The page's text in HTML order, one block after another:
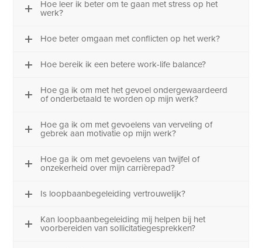
Hoe leer ik beter om te gaan met stress op het
werk?
Hoe beter omgaan met conflicten op het werk?
Hoe bereik ik een betere work-life balance?
Hoe ga ik om met het gevoel ondergewaardeerd
of onderbetaald te worden op mijn werk?
Hoe ga ik om met gevoelens van verveling of
gebrek aan motivatie op mijn werk?
Hoe ga ik om met gevoelens van twijfel of
onzekerheid over mijn carrièrepad?
Is loopbaanbegeleiding vertrouwelijk?
Kan loopbaanbegeleiding mij helpen bij het
voorbereiden van sollicitatiegesprekken?